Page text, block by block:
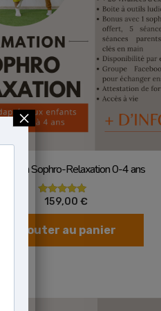
Vue rapide
Sophro-Relaxation 0-4 ans
Note5.00
159,00 €
Ajouter au panier
×